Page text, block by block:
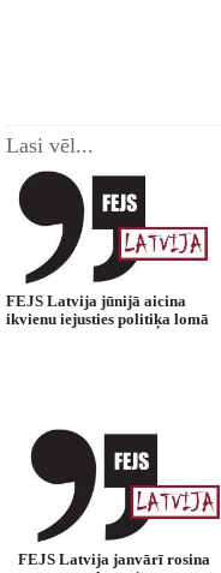
Lasi vēl...
FEJS Latvija jūnijā aicina
ikvienu iejusties politiķa lomā
FEJS Latvija janvārī rosina